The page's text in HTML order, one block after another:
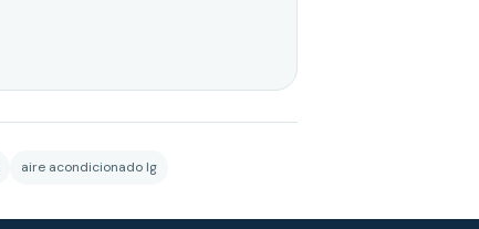
aire acondicionado lg